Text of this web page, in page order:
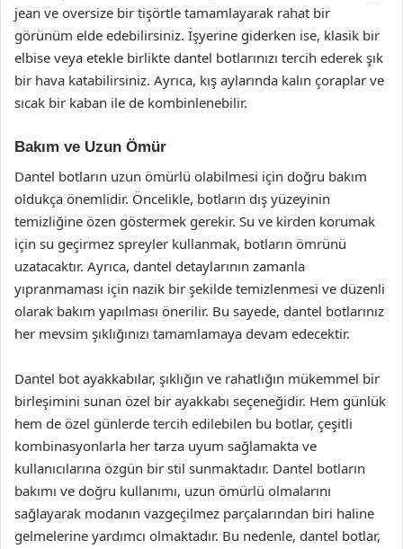
jean ve oversize bir tişörtle tamamlayarak rahat bir
görünüm elde edebilirsiniz. İşyerine giderken ise, klasik bir
elbise veya etekle birlikte dantel botlarınızı tercih ederek şık
bir hava katabilirsiniz. Ayrıca, kış aylarında kalın çoraplar ve
sıcak bir kaban ile de kombinlenebilir.
Bakım ve Uzun Ömür
Dantel botların uzun ömürlü olabilmesi için doğru bakım
oldukça önemlidir. Öncelikle, botların dış yüzeyinin
temizliğine özen göstermek gerekir. Su ve kirden korumak
için su geçirmez spreyler kullanmak, botların ömrünü
uzatacaktır. Ayrıca, dantel detaylarının zamanla
yıpranmaması için nazik bir şekilde temizlenmesi ve düzenli
olarak bakım yapılması önerilir. Bu sayede, dantel botlarınız
her mevsim şıklığınızı tamamlamaya devam edecektir.
Dantel bot ayakkabılar, şıklığın ve rahatlığın mükemmel bir
birleşimini sunan özel bir ayakkabı seçeneğidir. Hem günlük
hem de özel günlerde tercih edilebilen bu botlar, çeşitli
kombinasyonlarla her tarza uyum sağlamakta ve
kullanıcılarına özgün bir stil sunmaktadır. Dantel botların
bakımı ve doğru kullanımı, uzun ömürlü olmalarını
sağlayarak modanın vazgeçilmez parçalarından biri haline
gelmelerine yardımcı olmaktadır. Bu nedenle, dantel botlar,